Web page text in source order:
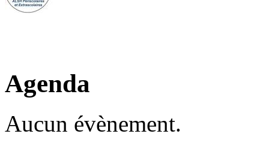
Agenda
Aucun évènement.